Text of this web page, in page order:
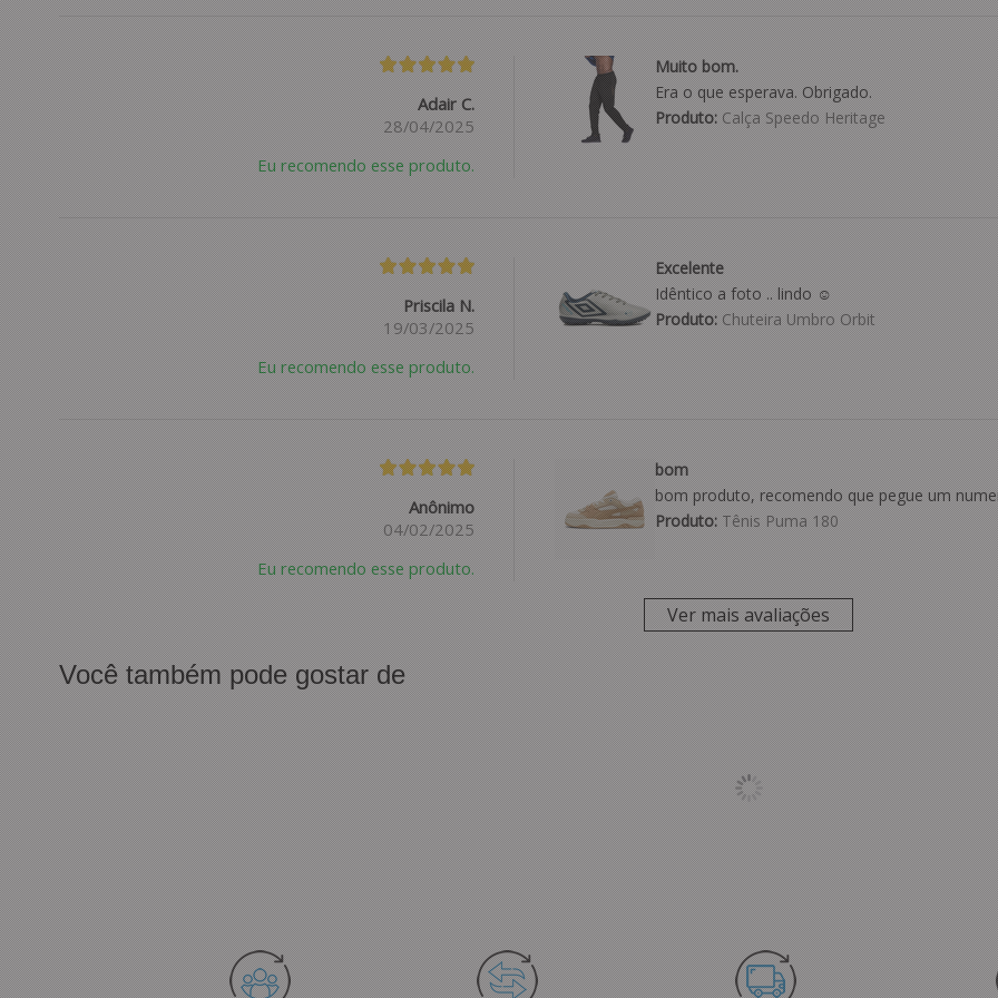
Adair C.
28/04/2025
Eu recomendo esse produto.
Muito bom.
Era o que esperava. Obrigado.
Produto:Calça Speedo Heritage
Priscila N.
19/03/2025
Eu recomendo esse produto.
Excelente
Idêntico a foto .. lindo ☺️
Produto:Chuteira Umbro Orbit
Anônimo
04/02/2025
Eu recomendo esse produto.
bom
bom produto, recomendo que pegue um
Produto:Tênis Puma 180
Ver mais avaliações
Você também pode gostar de